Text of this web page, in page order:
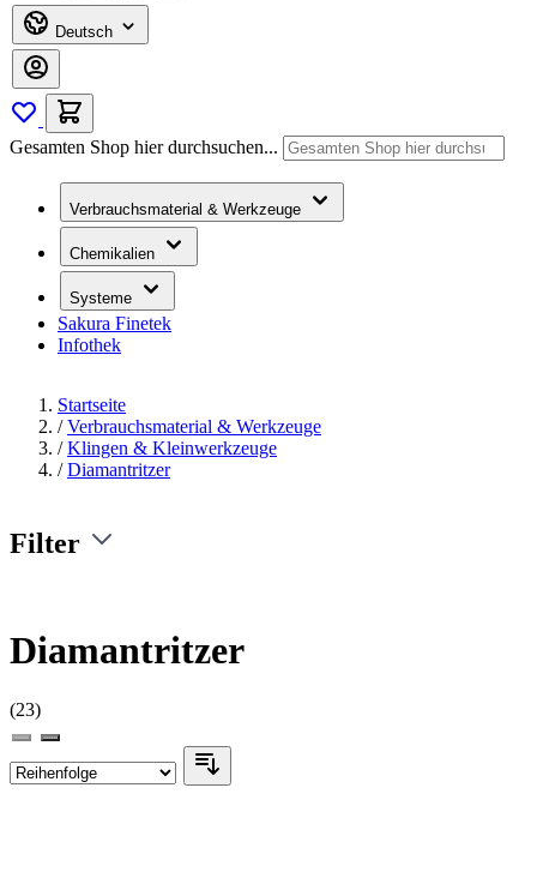
Deutsch
Gesamten Shop hier durchsuchen...
Verbrauchsmaterial & Werkzeuge
Chemikalien
Systeme
Sakura Finetek
Infothek
Startseite
/ Verbrauchsmaterial & Werkzeuge
/ Klingen & Kleinwerkzeuge
/ Diamantritzer
Filter
Diamantritzer
(23)